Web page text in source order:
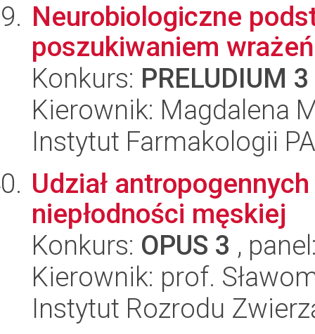
Neurobiologiczne
poszukiwaniem wrażeń
Konkurs: PRELUDIUM 3
Kierownik: Magdalena
Instytut Farmakologii
Udział
niepłodności męskiej
Konkurs: OPUS 3 ,
Kierownik: prof.
Instytut Rozrodu